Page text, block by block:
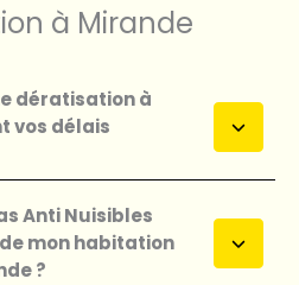
à Mirande
dératisation à
vos délais
Anti Nuisibles
mon habitation
?